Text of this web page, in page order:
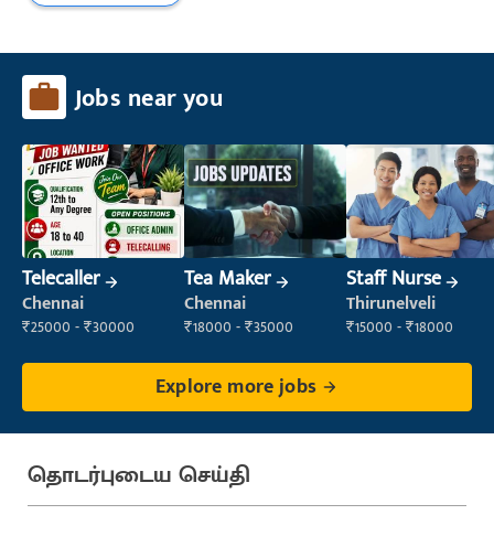
Jobs near you
Telecaller
Chennai
₹25000 - ₹30000
Tea Maker
Chennai
₹18000 - ₹35000
Staff Nurse
Thirunelveli
₹15000 - ₹18000
Explore more jobs
தொடர்புடைய செய்தி